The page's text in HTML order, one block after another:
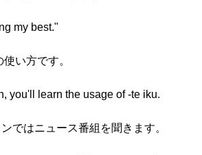
my best."
い方です。
you'll learn the usage of -te iku.
ではニュース番組を聞きます。